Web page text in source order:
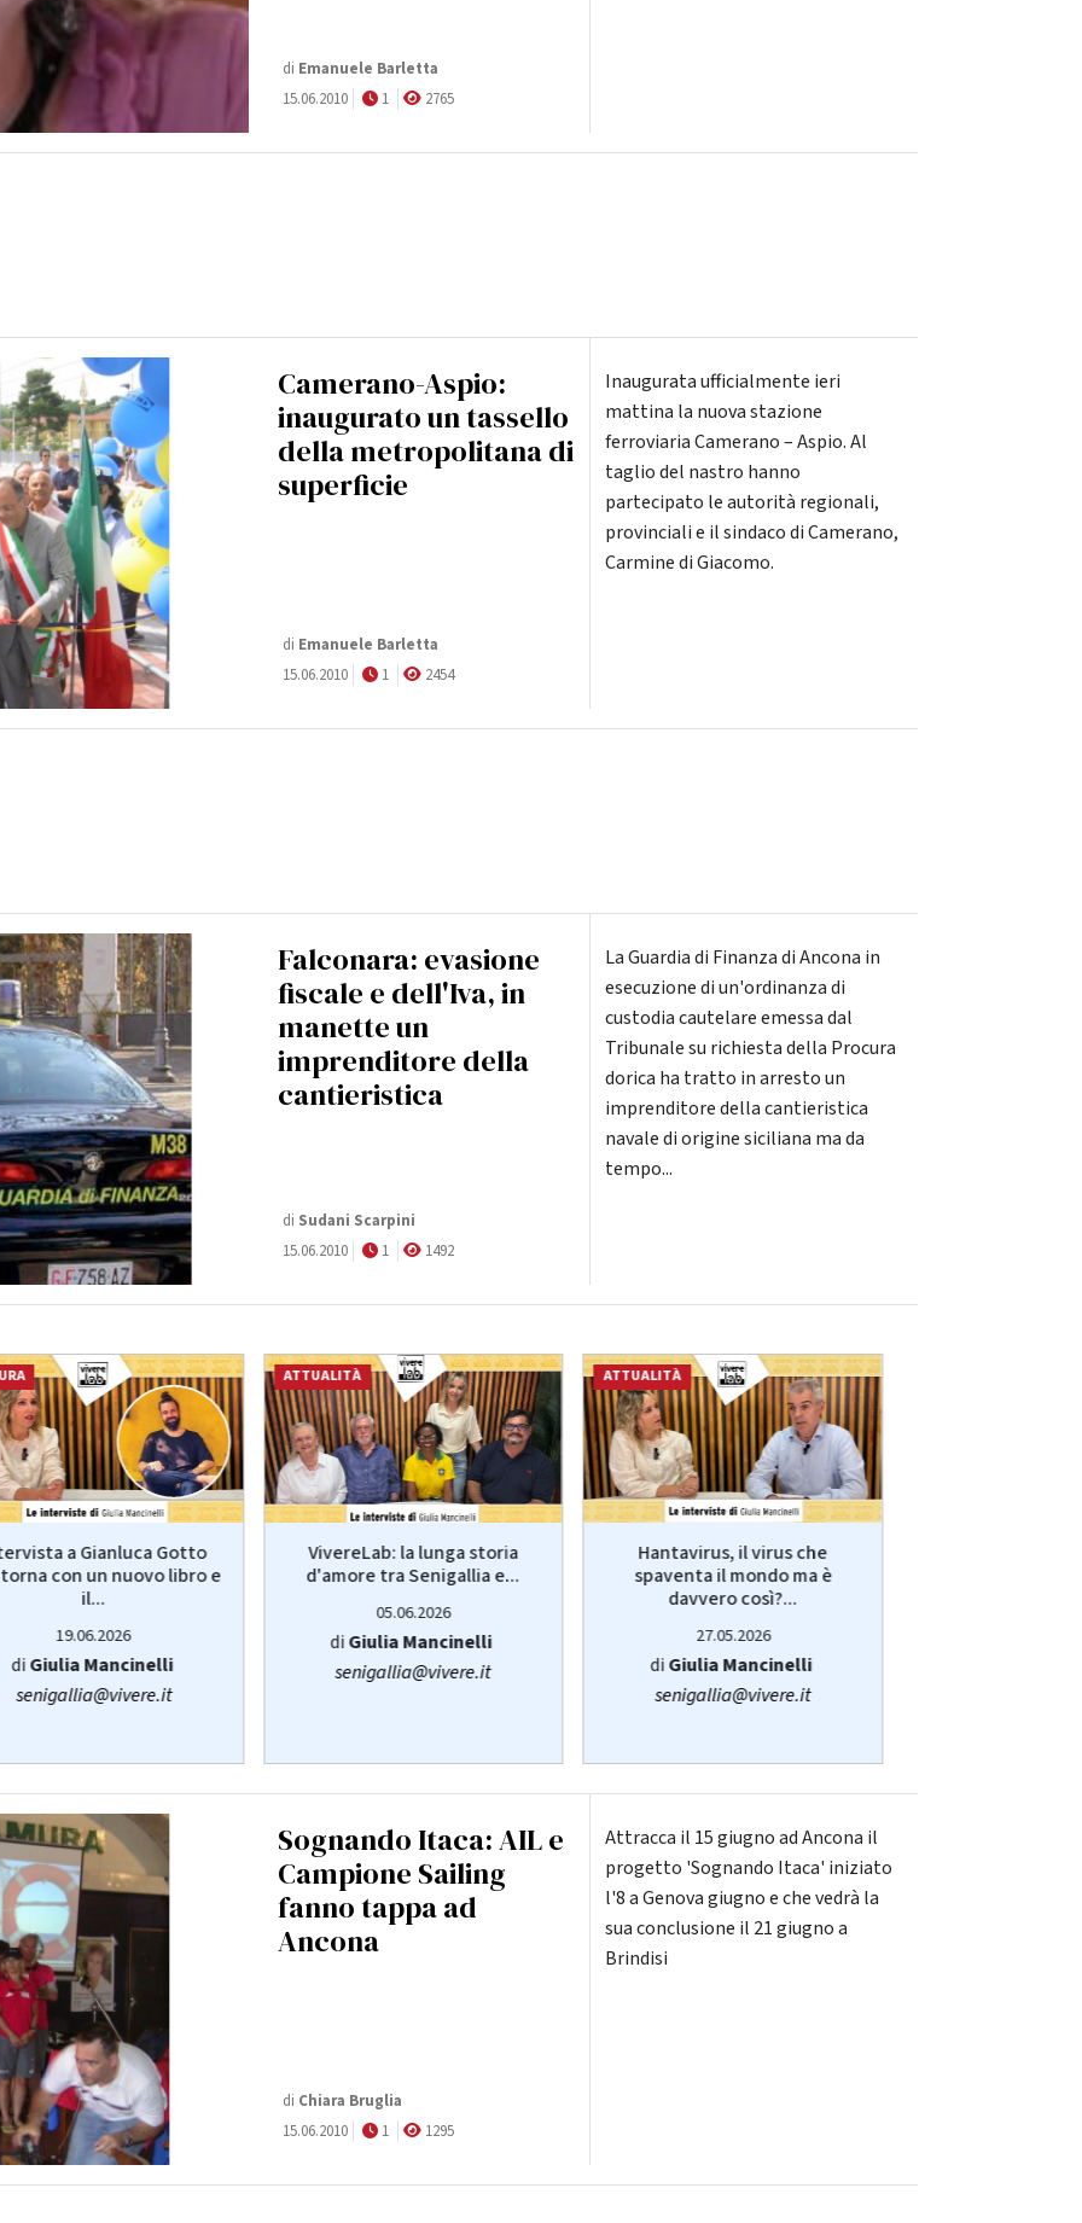
di Emanuele Barletta
15.06.2010
1 2765
Camerano-Aspio:
inaugurato un tassello
della metropolitana di
superficie
di Emanuele Barletta
15.06.2010
1 2454
Inaugurata ufficialmente ieri
mattina la nuova stazione
ferroviaria Camerano – Aspio. Al
taglio del nastro hanno
partecipato le autorità regionali,
provinciali e il sindaco di Camerano,
Carmine di Giacomo.
Falconara: evasione
fiscale e dell'Iva, in
manette un
imprenditore della
cantieristica
di Sudani Scarpini
15.06.2010
1 1492
La Guardia di Finanza di Ancona in
esecuzione di un'ordinanza di
custodia cautelare emessa dal
Tribunale su richiesta della Procura
dorica ha tratto in arresto un
imprenditore della cantieristica
navale di origine siciliana ma da
tempo...
a Gianluca Gotto
con un nuovo libro e
il...
19.06.2026
diGiulia Mancinelli
senigallia@vivere.it
ATTUALITÀ
VivereLab: la lunga storia
d'amore tra Senigallia e...
05.06.2026
diGiulia Mancinelli
senigallia@vivere.it
ATTUALITÀ
Hantavirus, il virus che
spaventa il mondo ma è
davvero così?...
27.05.2026
diGiulia Mancinelli
senigallia@vivere.it
Sognando Itaca: AIL e
Campione Sailing
fanno tappa ad
Ancona
di Chiara Bruglia
15.06.2010
1 1295
Attracca il 15 giugno ad Ancona il
progetto 'Sognando Itaca' iniziato
l'8 a Genova giugno e che vedrà la
sua conclusione il 21 giugno a
Brindisi